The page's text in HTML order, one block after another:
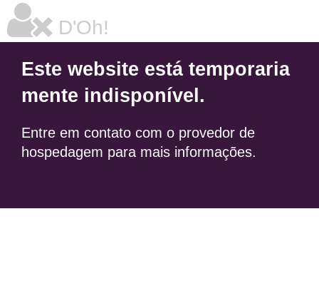
D'Oh!
Este website está temporaria
mente indisponível.
Entre em contato com o provedor de
hospedagem para mais informações.